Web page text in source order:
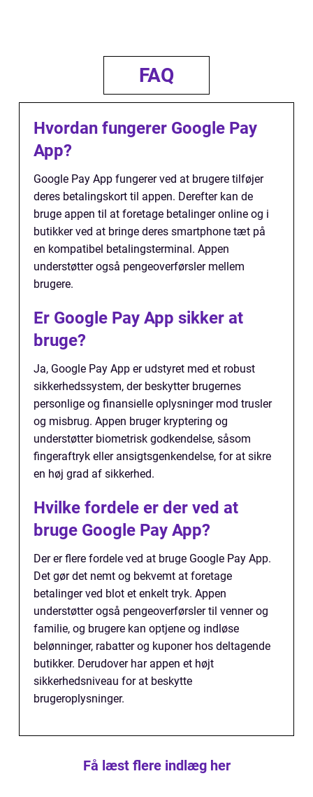
FAQ
Hvordan fungerer Google Pay
App?
Google Pay App fungerer ved at brugere tilføjer
deres betalingskort til appen. Derefter kan de
bruge appen til at foretage betalinger online og i
butikker ved at bringe deres smartphone tæt på
en kompatibel betalingsterminal. Appen
understøtter også pengeoverførsler mellem
brugere.
Er Google Pay App sikker at
bruge?
Ja, Google Pay App er udstyret med et robust
sikkerhedssystem, der beskytter brugernes
personlige og finansielle oplysninger mod trusler
og misbrug. Appen bruger kryptering og
understøtter biometrisk godkendelse, såsom
fingeraftryk eller ansigtsgenkendelse, for at sikre
en høj grad af sikkerhed.
Hvilke fordele er der ved at
bruge Google Pay App?
Der er flere fordele ved at bruge Google Pay App.
Det gør det nemt og bekvemt at foretage
betalinger ved blot et enkelt tryk. Appen
understøtter også pengeoverførsler til venner og
familie, og brugere kan optjene og indløse
belønninger, rabatter og kuponer hos deltagende
butikker. Derudover har appen et højt
sikkerhedsniveau for at beskytte
brugeroplysninger.
Få læst flere indlæg her